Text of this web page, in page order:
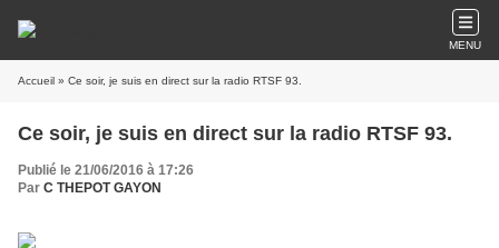
MENU
Accueil » Ce soir, je suis en direct sur la radio RTSF 93.
Ce soir, je suis en direct sur la radio RTSF 93.
Publié le 21/06/2016 à 17:26
Par C THEPOT GAYON